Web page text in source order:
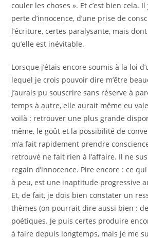
couler les choses ». Et c’est bien cela. Il
perte d’innocence, d’une prise de
l’écriture, certes paralysante, mais
qu’elle est inévitable.
Lorsque j’étais encore soumis à la loi
lequel je crois pouvoir dire m’être
j’aurais pu souscrire sans réserve à
temps à autre, elle aurait même eu
voilà : retrouver une plus grande
même, le goût et la possibilité de
m’a fait rapidement prendre
retrouvé ne fait rien à l’affaire. Il ne
regain d’innocence. Pire encore : ce
à peu, est une inaptitude progressive
Et, de fait, je dois bien constater un
thèmes (on pourrait dire aussi bien :
poétiques. Je puis certes produire
à faire depuis longtemps, mais je me